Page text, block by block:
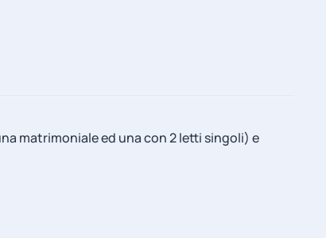
matrimoniale ed una con 2 letti singoli) e